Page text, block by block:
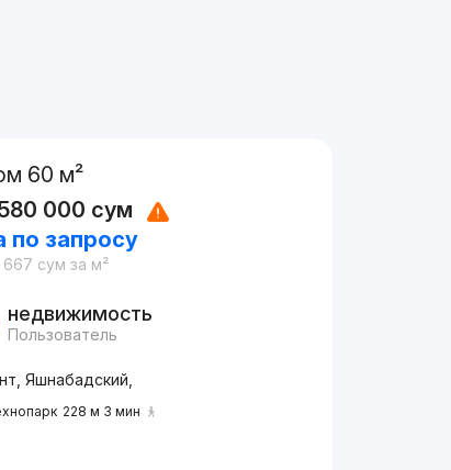
60 м²
000 сум
по запросу
667 сум за м²
недвижимость
Пользователь
Яшнабадский,
228 м 3 мин